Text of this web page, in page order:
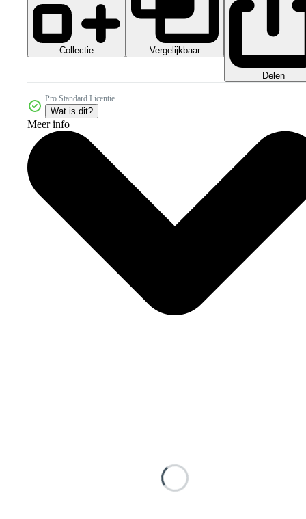
Collectie Vergelijkbaar
Delen
Pro Standard Licentie
Wat is dit?
Meer info